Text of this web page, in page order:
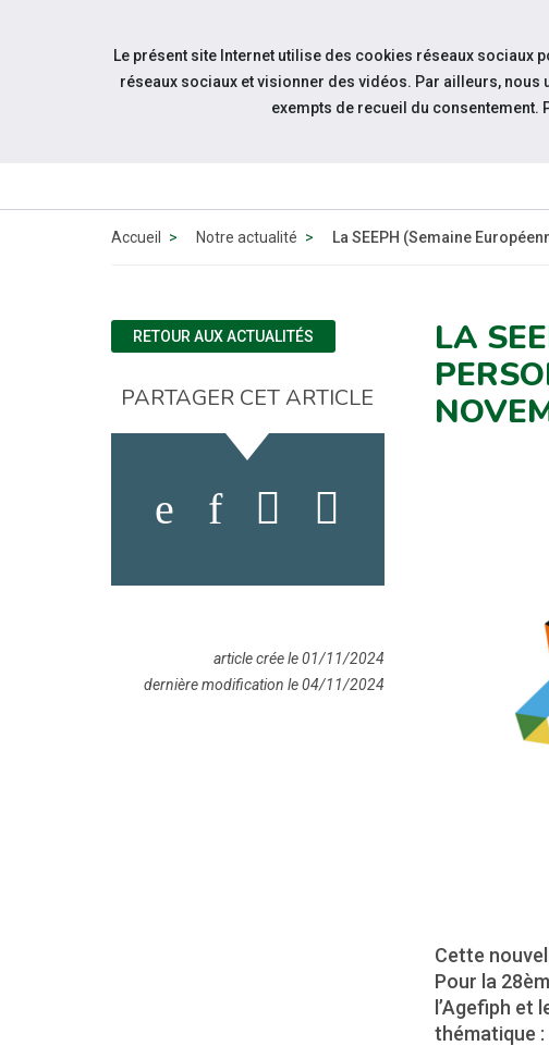
Aller au contenu
QUI
Accueil Notre actualité La SEEPH (Semaine
LA
Cette
Pour la
l’Agefiph et
thématique
RETOUR AUX ACTUALITÉS
PARTAGER CET ARTICLE
article crée le 01/11/2024
dernière modification le 04/11/2024
Le présent site Internet utilise des cookies réseaux sociaux
réseaux sociaux et visionner des vidéos. Par ailleurs, nous
exempts de recueil du consentement.